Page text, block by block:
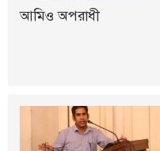
আমিও অপরাধী